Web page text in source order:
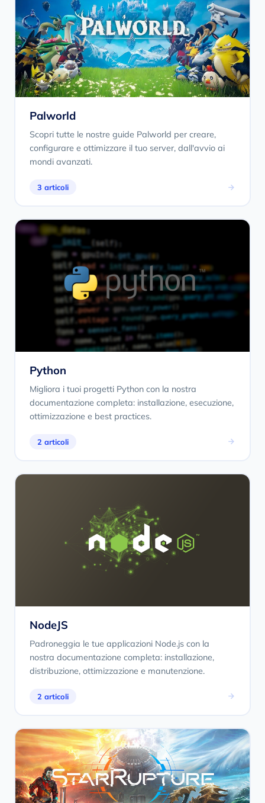
Palworld
Scopri tutte le nostre guide Palworld per creare,
configurare e ottimizzare il tuo server, dall'avvio ai
mondi avanzati.
3 articoli
Python
Migliora i tuoi progetti Python con la nostra
documentazione completa: installazione, esecuzione,
ottimizzazione e best practices.
2 articoli
NodeJS
Padroneggia le tue applicazioni Node.js con la
nostra documentazione completa: installazione,
distribuzione, ottimizzazione e manutenzione.
2 articoli